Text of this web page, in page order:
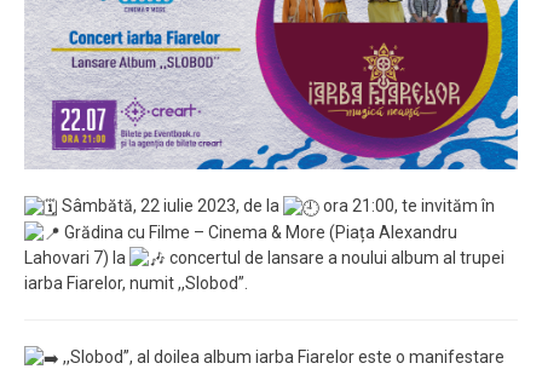
Sâmbătă, 22 iulie 2023, de la
ora 21:00, te invităm în
Grădina cu Filme – Cinema & More (Piața Alexandru
Lahovari 7) la
concertul de lansare a noului album al trupei
iarba Fiarelor, numit ,,Slobod”.
,,Slobod”, al doilea album iarba Fiarelor este o manifestare